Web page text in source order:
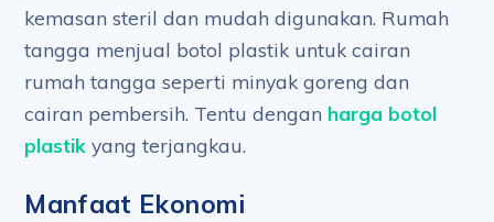
kemasan steril dan mudah digunakan. Rumah
tangga menjual botol plastik untuk cairan
rumah tangga seperti minyak goreng dan
cairan pembersih. Tentu dengan harga botol
plastik yang terjangkau.
Manfaat Ekonomi